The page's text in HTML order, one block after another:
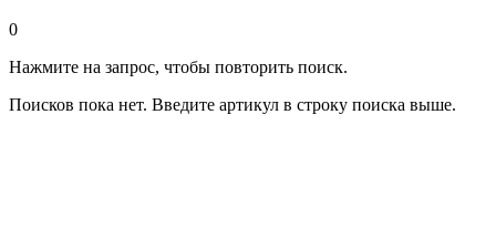
0
Нажмите на запрос, чтобы повторить поиск.
Поисков пока нет. Введите артикул в строку поиска выше.